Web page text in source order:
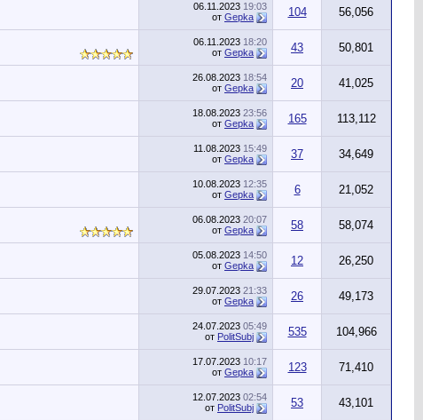
06.11.2023 19:03
от Gepka 104 56,056
06.11.2023 18:20
от Gepka 43 50,801
26.08.2023 18:54
от Gepka 20 41,025
18.08.2023 23:56
от Gepka 165 113,112
11.08.2023 15:49
от Gepka 37 34,649
10.08.2023 12:35
от Gepka 6 21,052
06.08.2023 20:07
от Gepka 58 58,074
05.08.2023 14:50
от Gepka 12 26,250
29.07.2023 21:33
от Gepka 26 49,173
24.07.2023 05:49
от PolitSubj 535 104,966
17.07.2023 10:17
от Gepka 123 71,410
12.07.2023 02:54
от PolitSubj 53 43,101